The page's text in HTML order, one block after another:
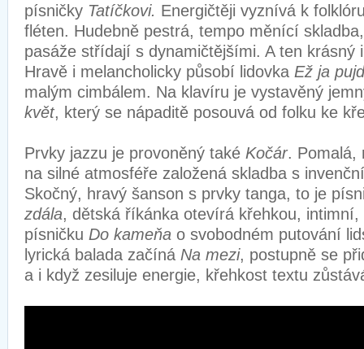
písničky Tatíčkovi. Energičtěji vyznívá k
fléten. Hudebně pestrá, tempo měnící
pasáže střídají s dynamičtějšími. A ten krásný
Hravě i melancholicky působí lidovka Ež ja
malým cimbálem. Na klavíru je vystavěný
květ, který se nápaditě posouvá od folku ke
Prvky jazzu je provoněný také Kočár. Pomalá,
na silné atmosféře založená skladba s
Skočný, hravý šanson s prvky tanga, to je
zdála, dětská říkánka otevírá křehkou, intimní,
písničku Do kameňa o svobodném putování
lyrická balada začíná Na mezi, postupně se
a i když zesiluje energie, křehkost textu